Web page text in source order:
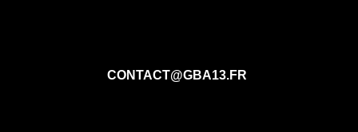
CONTACT@GBA13.FR